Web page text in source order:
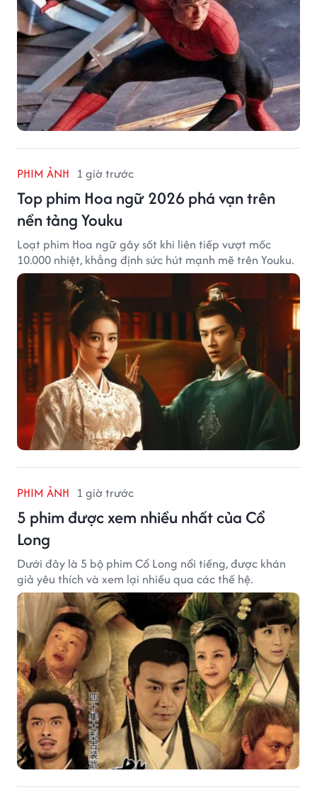
PHIM ẢNH 1 giờ trước
Top phim Hoa ngữ 2026 phá vạn trên
nền tảng Youku
Loạt phim Hoa ngữ gây sốt khi liên tiếp vượt mốc
10.000 nhiệt, khẳng định sức hút mạnh mẽ trên Youku.
PHIM ẢNH 1 giờ trước
5 phim được xem nhiều nhất của Cổ
Long
Dưới đây là 5 bộ phim Cổ Long nổi tiếng, được khán
giả yêu thích và xem lại nhiều qua các thế hệ.